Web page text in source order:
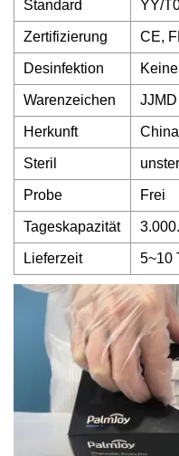
Standard YY/
Zertifizierung CE,
Desinfektion
Warenzeichen
Herkunft China
Steril
Probe Frei
Tageskapazität
Lieferzeit 5~10